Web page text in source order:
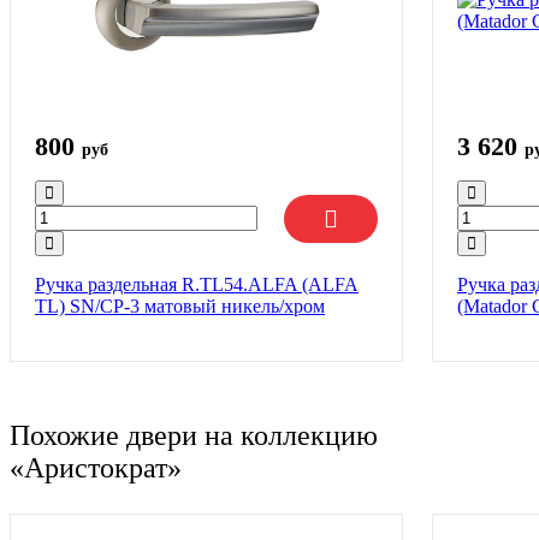
800 руб
Ручка раздельная R.TL54.ALFA (ALFA
TL) SN/CP-3 матовый никель/хром
3 620
Ручка
(Matador
Похожие двери на коллекцию
«Аристократ»